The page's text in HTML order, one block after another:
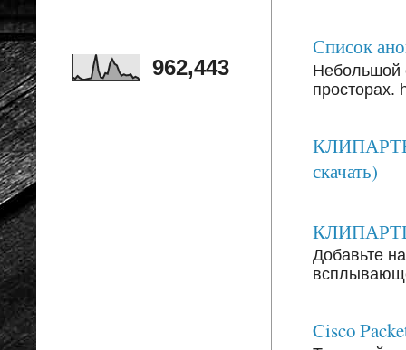
Список
Небольшой
просторах.
скачать)
КЛИПАРТЫ:
Добавьте
Cisco
962,443